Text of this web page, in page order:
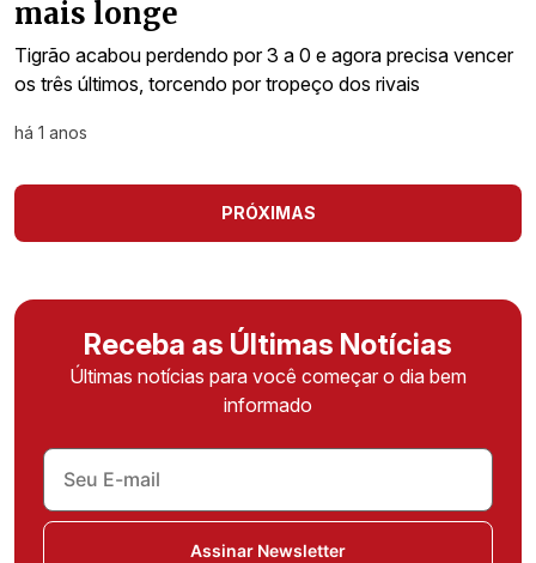
mais longe
Tigrão acabou perdendo por 3 a 0 e agora precisa vencer
os três últimos, torcendo por tropeço dos rivais
há 1 anos
PRÓXIMAS
Receba as Últimas Notícias
Últimas notícias para você começar o dia bem
informado
Assinar Newsletter